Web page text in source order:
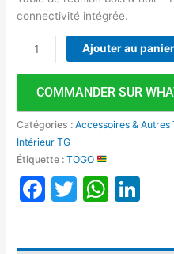
connectivité intégrée.
Ajouter au panier
COMMANDER SUR
Catégories :Accessoires & Autres
Intérieur TG
Étiquette :TOGO
Facebook
Twitter